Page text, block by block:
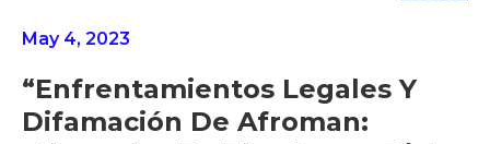
May 4, 2023
“Enfrentamientos Legales Y
Difamación De Afroman: